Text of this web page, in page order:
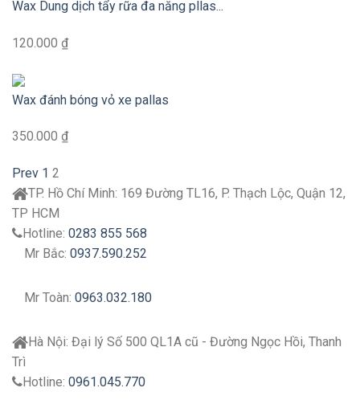
Wax Dung dịch tẩy rữa đa năng pllas...
120.000 ₫
Wax đánh bóng vỏ xe pallas
350.000 ₫
Prev 1 2
TP. Hồ Chí Minh: 169 Đường TL16, P. Thạch Lộc, Quận 12,
TP HCM
Hotline: 0283 855 568
Mr Bắc: 0937.590.252
Mr Toàn: 0963.032.180
Hà Nội: Đại lý Số 500 QL1A cũ - Đường Ngọc Hồi, Thanh
Trì
Hotline: 0961.045.770